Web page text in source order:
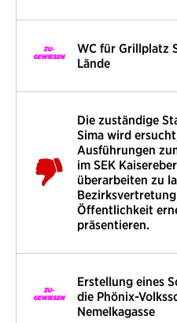
WC für Grillplatz
Lände
Die zuständige
Sima wird
Ausführungen
im SEK
überarbeiten zu
Öffentlichkeit
präsentieren.
Erstellung eines
die Phönix-
Nemelkagasse